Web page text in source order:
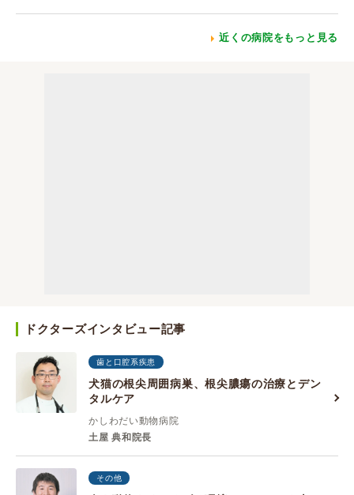
近くの病院をもっと見る
ドクターズインタビュー記事
歯と口腔系疾患
犬猫の根尖周囲病巣、根尖膿瘍の治療とデン
タルケア
かしわだい動物病院
土屋 典和院長
その他